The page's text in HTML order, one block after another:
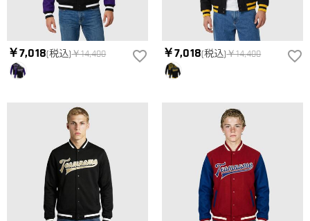
￥7,018(税込)￥14,400 ￥7,018(税込)￥14,400